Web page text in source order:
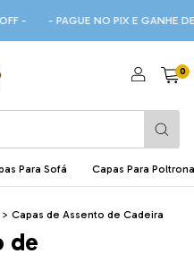
- - PAGUE NO PIX E GANHE
0
Para Sofá Capas Para
> Capas de Assento de Cadeira
de